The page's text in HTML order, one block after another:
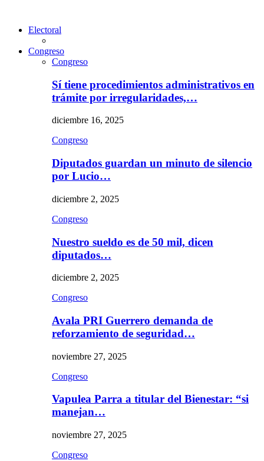
Electoral
Congreso
Congreso
Sí tiene procedimientos administrativos en
trámite por irregularidades,…
diciembre 16, 2025
Congreso
Diputados guardan un minuto de silencio
por Lucio…
diciembre 2, 2025
Congreso
Nuestro sueldo es de 50 mil, dicen
diputados…
diciembre 2, 2025
Congreso
Avala PRI Guerrero demanda de
reforzamiento de seguridad…
noviembre 27, 2025
Congreso
Vapulea Parra a titular del Bienestar: “si
manejan…
noviembre 27, 2025
Congreso